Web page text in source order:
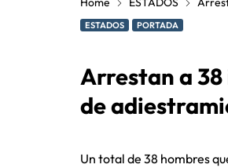
ESTADOS PORTADA
Arrestan a
de
Un total de 38 hombres